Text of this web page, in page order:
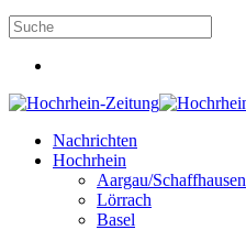
Nachrichten
Hochrhein
Aargau/Schaffhausen
Lörrach
Basel